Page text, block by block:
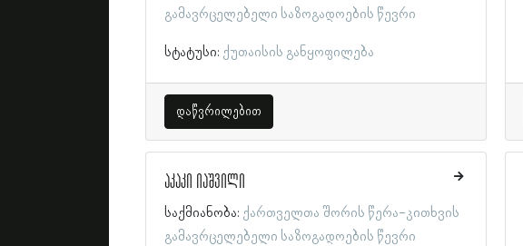
გამავრცელებელი საზოგადოების წევრი
სტატუსი: ქუთაისის განყოფილება
დაწვრილებით
აკაკი იაშვილი
საქმიანობა: ქართველთა შორის წერა-კითხვის
გამავრცელებელი საზოგადოების წევრი